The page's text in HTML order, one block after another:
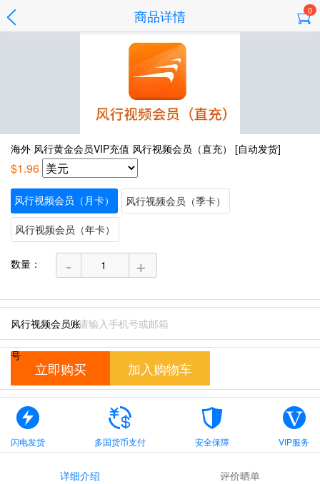
商品详情 0
海外 风行黄金会员VIP充值 风行视频会员（直充） [自动发货]
$1.96
风行视频会员（月卡）
风行视频会员（季卡）
风行视频会员（年卡）
数量： - +
风行视频会员账
号
立即购买 加入购物车
闪电发货 多国货币支付 安全保障 VIP服务
详细介绍 评价晒单